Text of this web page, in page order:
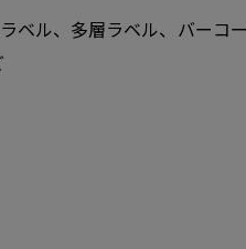
ベル、多層ラベル、バーコ